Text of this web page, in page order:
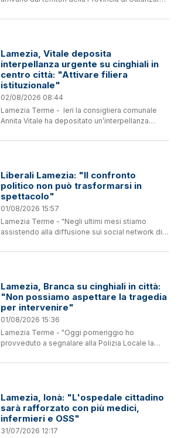
stato della rete viaria provinciale. Non si tratta
Lamezia, Vitale deposita
interpellanza urgente su cinghiali in
centro città: "Attivare filiera
istituzionale"
02/08/2026 08:44
Lamezia Terme - Ieri la consigliera comunale
Annita Vitale ha depositato un’interpellanza
più frequente di gruppi di cinghiali nelle strade
Liberali Lamezia: "Il confronto
politico non può trasformarsi in
spettacolo"
01/08/2026 15:57
Lamezia Terme - "Negli ultimi mesi stiamo
assistendo alla diffusione sui social network di
elevato numero di visualizzazioni e che, a nostro
Lamezia, Branca su cinghiali in città:
"Non possiamo aspettare la tragedia
per intervenire"
01/08/2026 15:36
Lamezia Terme - "Oggi pomeriggio ho
provveduto a segnalare alla Polizia Locale la
di via dei Mille, chiedendo un intervento
Lamezia, Ionà: "L'ospedale cittadino
sarà rafforzato con più medici,
infermieri e OSS"
31/07/2026 12:17